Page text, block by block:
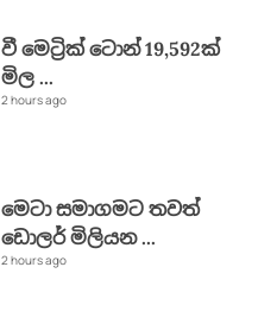
වී මෙට්‍රික් ටොන් 19,592ක්
මිල ...
2 hours ago
මෙටා සමාගමට තවත්
ඩොලර් මිලියන...
2 hours ago